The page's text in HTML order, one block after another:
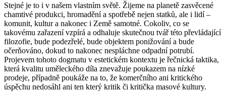
Stejné je to i v našem vlastním světě. Žijeme na planetě zasvěcené
chamtivé produkci, hromadění a spotřebě nejen statků, ale i lidí –
komunit, kultur a nakonec i Země samotné. Cokoliv, co se
takovému zařazení vzpírá a odhaluje skutečnou tvář této převládající
filozofie, bude podezřelé, bude objektem ponižování a bude
očerňováno, dokud to nakonec nespláchne odpadní potrubí.
Projevem tohoto dogmatu v estetickém kontextu je řečnická taktika,
která kvalitu uměleckého díla znevažuje poukazem na nízké
prodeje, případně poukáže na to, že komerčního ani kritického
úspěchu nedosáhl ani ten který kritik či kritička masové kultury.